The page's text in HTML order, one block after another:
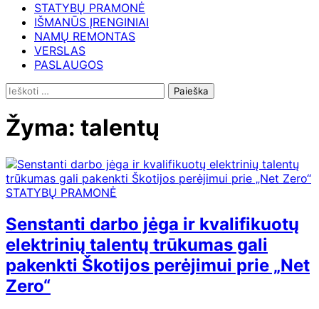
STATYBŲ PRAMONĖ
IŠMANŪS ĮRENGINIAI
NAMŲ REMONTAS
VERSLAS
PASLAUGOS
Ieškoti:
Žyma: talentų
STATYBŲ PRAMONĖ
Senstanti darbo jėga ir kvalifikuotų
elektrinių talentų trūkumas gali
pakenkti Škotijos perėjimui prie „Net
Zero“